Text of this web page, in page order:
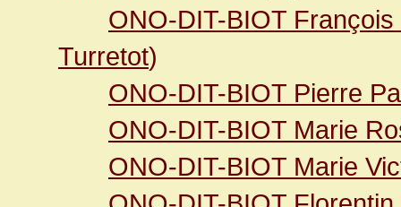
ONO-DIT-BIOT
Turretot)
ONO-DIT-BIOT Pierre
ONO-DIT-BIOT Marie
ONO-DIT-BIOT Marie